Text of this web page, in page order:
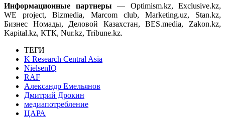
Информационные
партнеры
— Optimism.kz, Exclusive.kz,
WE project, Bizmedia, Marcom club, Marketing.uz, Stan.kz,
Бизнес Номады, Деловой Казахстан, BES.media, Zakon.kz,
Kapital.kz, КТК, Nur.kz, Tribune.kz.
ТЕГИ
K Research Central Asia
NielsenIQ
RAF
Александр Емельянов
Дмитрий Дрокин
медиапотребление
ЦАРА